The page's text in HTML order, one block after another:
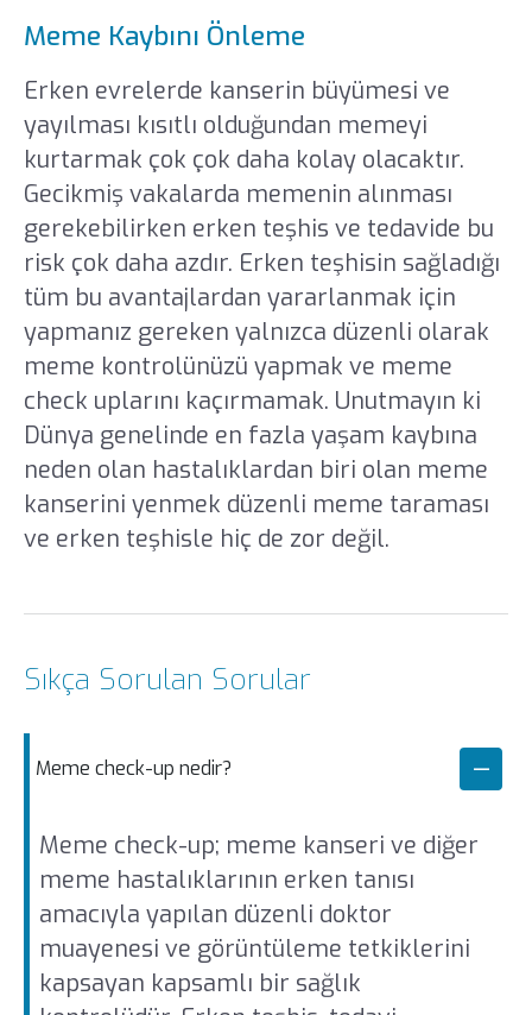
Meme Kaybını Önleme
Erken evrelerde kanserin büyümesi ve
yayılması kısıtlı olduğundan memeyi
kurtarmak çok çok daha kolay olacaktır.
Gecikmiş vakalarda memenin alınması
gerekebilirken erken teşhis ve tedavide bu
risk çok daha azdır. Erken teşhisin sağladığı
tüm bu avantajlardan yararlanmak için
yapmanız gereken yalnızca düzenli olarak
meme kontrolünüzü yapmak ve meme
check uplarını kaçırmamak. Unutmayın ki
Dünya genelinde en fazla yaşam kaybına
neden olan hastalıklardan biri olan meme
kanserini yenmek düzenli meme taraması
ve erken teşhisle hiç de zor değil.
Sıkça Sorulan Sorular
Meme check-up nedir?
Meme check-up; meme kanseri ve diğer
meme hastalıklarının erken tanısı
amacıyla yapılan düzenli doktor
muayenesi ve görüntüleme tetkiklerini
kapsayan kapsamlı bir sağlık